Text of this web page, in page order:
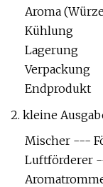
Aroma
Kühlung
Lagerung
Verpackung
Endprodukt
2. kleine
Mischer ---
Luftförderer